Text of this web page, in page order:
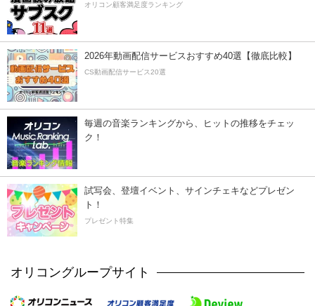
オリコン顧客満足度ランキング
2026年動画配信サービスおすすめ40選【徹底比較】
CS動画配信サービス20選
毎週の音楽ランキングから、ヒットの推移をチェッ
ク！
試写会、登壇イベント、サインチェキなどプレゼン
ト！
プレゼント特集
オリコングループサイト